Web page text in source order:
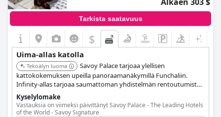
Tarkista saatavuus
$
Uima-allas katolla
Tekoälyn luoma
Savoy Palace tarjoaa ylellisen
kattokokemuksen upeilla panoraamanäkymillä Funchaliin.
Infinity-allas tarjoaa saumattoman yhdistelmän rentoutumista
ja hienostuneisuutta. Vieraat voivat nauttia poikkeuksellisesta
palvelusta ja huippuluokan mukavuuksista, mikä tekee siitä
ensiluokkaisen kohteen.
Kyselylomake
Vastauksia on viimeksi päivittänyt Savoy Palace - The Leading Hotels
of the World - Savoy Signature